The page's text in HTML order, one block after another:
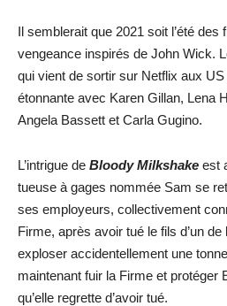
Il semblerait que 2021 soit l’été des
vengeance inspirés de John Wick.
qui vient de sortir sur Netflix aux
étonnante avec Karen Gillan, Lena
Angela Bassett et Carla Gugino.
L’intrigue de Bloody Milkshake est
tueuse à gages nommée Sam se
ses employeurs, collectivement
Firme, après avoir tué le fils d’un
exploser accidentellement une
maintenant fuir la Firme et protéger
qu’elle regrette d’avoir tué.